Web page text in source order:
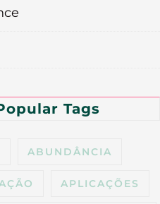
Tags
ABUNDÂNCIA
APLICAÇÕES